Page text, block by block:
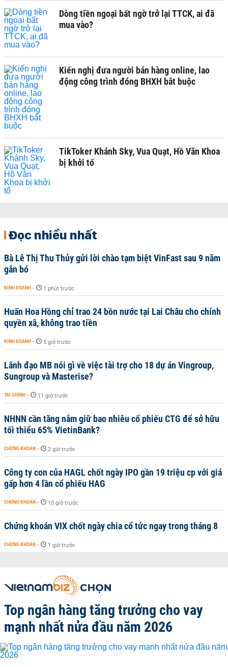
Dòng tiền ngoại bất ngờ trở lại TTCK, ai đã
mua vào?
Kiến nghị đưa người bán hàng online, lao
động công trình đóng BHXH bắt buộc
TikToker Khánh Sky, Vua Quạt, Hồ Văn Khoa
bị khởi tố
Đọc nhiều nhất
Bà Lê Thị Thu Thủy gửi lời chào tạm biệt VinFast sau 9 năm
gắn bó
KINH DOANH - 1 phút trước
Huấn Hoa Hồng chỉ trao 24 bồn nước tại Lai Châu cho chính
quyền xã, không trao tiền
KINH DOANH - 5 giờ trước
Lãnh đạo MB nói gì về việc tài trợ cho 18 dự án Vingroup,
Sungroup và Masterise?
TÀI CHÍNH - 11 giờ trước
NHNN cần tăng nắm giữ bao nhiêu cổ phiếu CTG để sở hữu
tối thiểu 65% VietinBank?
CHỨNG KHOÁN - 2 giờ trước
Công ty con của HAGL chốt ngày IPO gần 19 triệu cp với giá
gấp hơn 4 lần cổ phiếu HAG
CHỨNG KHOÁN - 10 giờ trước
Chứng khoán VIX chốt ngày chia cổ tức ngay trong tháng 8
CHỨNG KHOÁN - 1 giờ trước
Top ngân hàng tăng trưởng cho vay
mạnh nhất nửa đầu năm 2026